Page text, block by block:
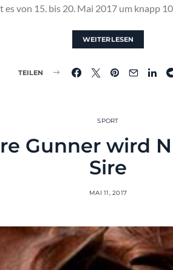
es von 15. bis 20. Mai 2017 um knapp
WEITERLESEN
TEILEN
SPORT
Gunner wird
Sire
MAI 11, 2017